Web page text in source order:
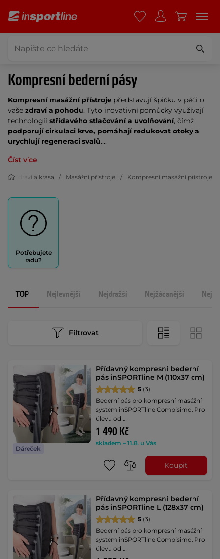
Kompresní bederní pásy
Kompresní masážní přístroje představují špičku v péči o
vaše zdraví a pohodu. Tyto inovativní pomůcky využívají
technologii střídavého stlačování a uvolňování, čímž
podporují cirkulaci krve, pomáhají redukovat otoky a
urychlují regeneraci svalů....
Číst více
Zdraví a krása Masážní přístroje Kompresní masážní přístroje
Potřebujete
radu?
TOP Nejlevnější Nejdražší Nejžádanější
Filtrovat
Dáreček
Přídavný kompresní bederní
pás inSPORTline M (110x37 cm)
5 (3)
Bederní pás pro kompresní masážní
systém inSPORTline Compisimo. Pro
úlevu od …
1 490 Kč
skladem – 11.8. u Vás
Koupit
Přídavný kompresní bederní
pás inSPORTline L (128x37 cm)
5 (3)
Bederní pás pro kompresní masážní
systém inSPORTline Compisimo. Pro
úlevu od …